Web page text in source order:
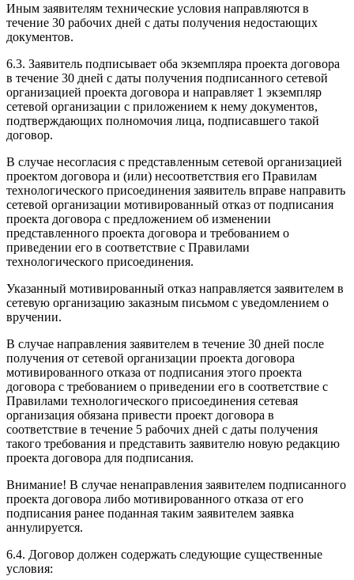
Иным заявителям технические условия направляются в
течение 30 рабочих дней с даты получения недостающих
документов.
6.3. Заявитель подписывает оба экземпляра проекта договора
в течение 30 дней с даты получения подписанного сетевой
организацией проекта договора и направляет 1 экземпляр
сетевой организации с приложением к нему документов,
подтверждающих полномочия лица, подписавшего такой
договор.
В случае несогласия с представленным сетевой организацией
проектом договора и (или) несоответствия его Правилам
технологического присоединения заявитель вправе направить
сетевой организации мотивированный отказ от подписания
проекта договора с предложением об изменении
представленного проекта договора и требованием о
приведении его в соответствие с Правилами
технологического присоединения.
Указанный мотивированный отказ направляется заявителем в
сетевую организацию заказным письмом с уведомлением о
вручении.
В случае направления заявителем в течение 30 дней после
получения от сетевой организации проекта договора
мотивированного отказа от подписания этого проекта
договора с требованием о приведении его в соответствие с
Правилами технологического присоединения сетевая
организация обязана привести проект договора в
соответствие в течение 5 рабочих дней с даты получения
такого требования и представить заявителю новую редакцию
проекта договора для подписания.
Внимание! В случае ненаправления заявителем подписанного
проекта договора либо мотивированного отказа от его
подписания ранее поданная таким заявителем заявка
аннулируется.
6.4. Договор должен содержать следующие существенные
условия: